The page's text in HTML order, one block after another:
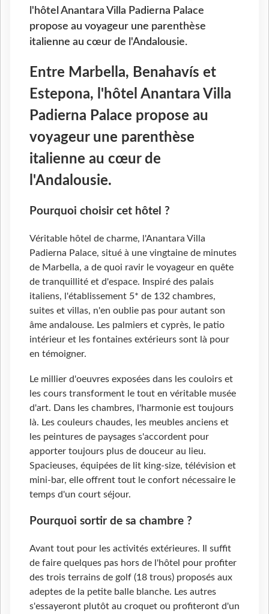
l'hôtel Anantara Villa Padierna Palace
propose au voyageur une parenthèse
italienne au cœur de l'Andalousie.
Entre Marbella, Benahavís et
Estepona, l'hôtel Anantara Villa
Padierna Palace propose au
voyageur une parenthèse
italienne au cœur de
l'Andalousie.
Pourquoi choisir cet hôtel ?
Véritable hôtel de charme, l'Anantara Villa
Padierna Palace, situé à une vingtaine de minutes
de Marbella, a de quoi ravir le voyageur en quête
de tranquillité et d'espace. Inspiré des palais
italiens, l'établissement 5* de 132 chambres,
suites et villas, n'en oublie pas pour autant son
âme andalouse. Les palmiers et cyprès, le patio
intérieur et les fontaines extérieurs sont là pour
en témoigner.
Le millier d'oeuvres exposées dans les couloirs et
les cours transforment le tout en véritable musée
d'art. Dans les chambres, l'harmonie est toujours
là. Les couleurs chaudes, les meubles anciens et
les peintures de paysages s'accordent pour
apporter toujours plus de douceur au lieu.
Spacieuses, équipées de lit king-size, télévision et
mini-bar, elle offrent tout le confort nécessaire le
temps d'un court séjour.
Pourquoi sortir de sa chambre ?
Avant tout pour les activités extérieures. Il suffit
de faire quelques pas hors de l'hôtel pour profiter
des trois terrains de golf (18 trous) proposés aux
adeptes de la petite balle blanche. Les autres
s'essayeront plutôt au croquet ou profiteront d'un